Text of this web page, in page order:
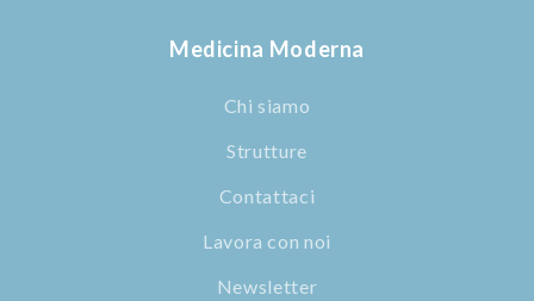
Medicina Moderna
Chi siamo
Strutture
Contattaci
Lavora con noi
Newsletter